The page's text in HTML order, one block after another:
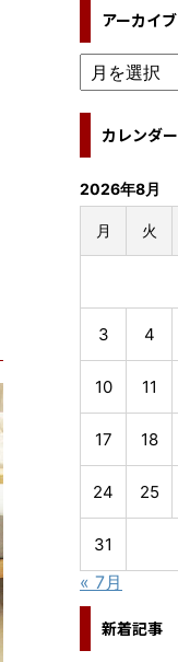
アーカイブ
カレンダー
2026年8月
月 火
3 4
10 11
17 18
24 25
31
« 7月
新着記事